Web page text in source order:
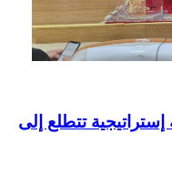
تتطلع إلى